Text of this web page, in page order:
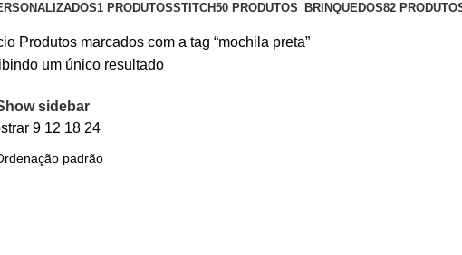
1 PRODUTOSSTITCH50 PRODUTOS BRINQUEDOS82
Produtos marcados com a tag “mochila preta”
um único resultado
sidebar
9 12 18 24